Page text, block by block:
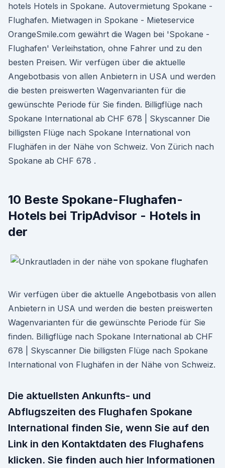
hotels Hotels in Spokane. Autovermietung Spokane -
Flughafen. Mietwagen in Spokane - Mieteservice
OrangeSmile.com gewährt die Wagen bei 'Spokane -
Flughafen' Verleihstation, ohne Fahrer und zu den
besten Preisen. Wir verfügen über die aktuelle
Angebotbasis von allen Anbietern in USA und werden
die besten preiswerten Wagenvarianten für die
gewünschte Periode für Sie finden. Billigflüge nach
Spokane International ab CHF 678 | Skyscanner Die
billigsten Flüge nach Spokane International von
Flughäfen in der Nähe von Schweiz. Von Zürich nach
Spokane ab CHF 678 .
10 Beste Spokane-Flughafen-
Hotels bei TripAdvisor - Hotels in
der
Wir verfügen über die aktuelle Angebotbasis von allen
Anbietern in USA und werden die besten preiswerten
Wagenvarianten für die gewünschte Periode für Sie
finden. Billigflüge nach Spokane International ab CHF
678 | Skyscanner Die billigsten Flüge nach Spokane
International von Flughäfen in der Nähe von Schweiz.
Die aktuellsten Ankunfts- und
Abflugszeiten des Flughafen Spokane
International finden Sie, wenn Sie auf den
Link in den Kontaktdaten des Flughafens
klicken. Sie finden auch hier Informationen